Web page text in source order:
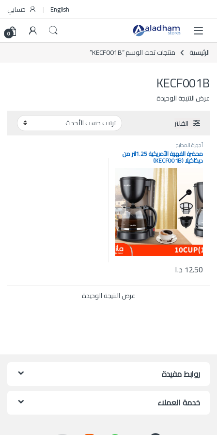
English حسابي
0
الرئيسية منتجات تحت الوسم “KECF001B”
KECF001B
عرض النتيجة الوحيدة
الفلتر
أجهزة المطبخ
محضرة القهوة الأمريكية 1.25لتر من
ديكاكيلا (KECF001B)
12.50 د.ا
عرض النتيجة الوحيدة
روابط مفيدة
خدمة العملاء